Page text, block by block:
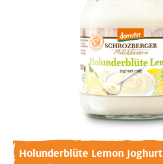
Holunderblüte Lemon Joghurt